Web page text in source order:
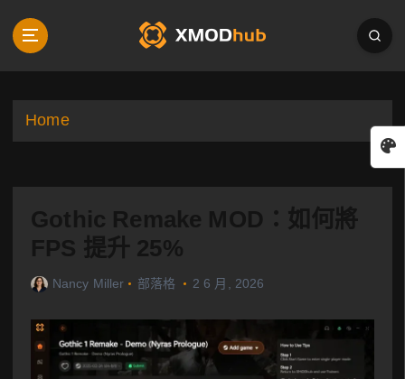
p
Home
Gothic Remake MOD：如何將
FPS 提升 25%
Nancy Miller 部落格 2 6 月, 2026